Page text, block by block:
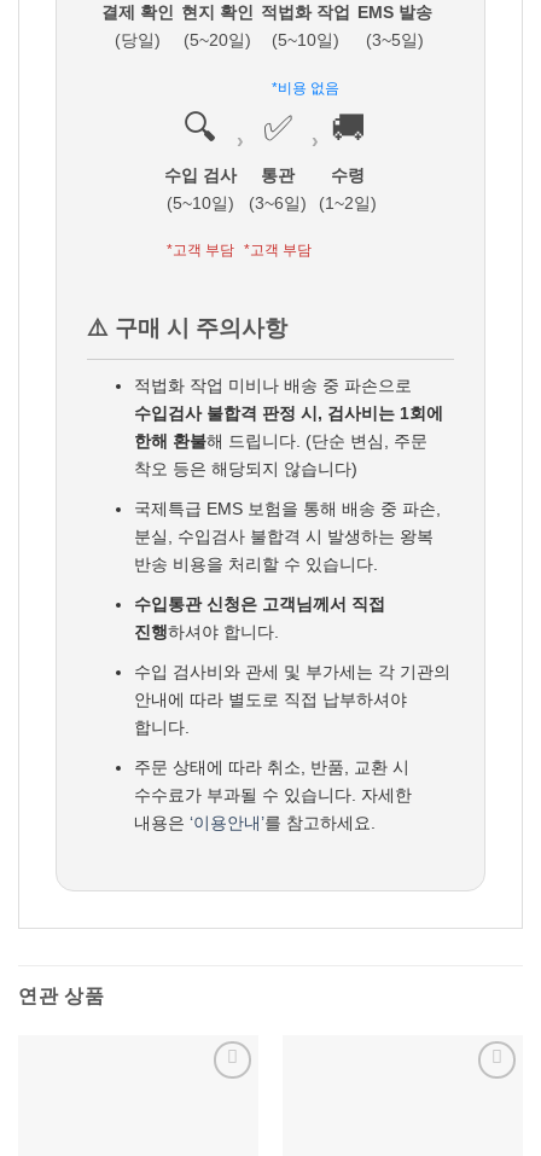
결제 확인
(당일)
현지 확인
(5~20일)
적법화 작업
(5~10일)
*비용 없음
EMS 발송
(3~5일)
🔍
수입 검사
(5~10일)
*고객 부담
› ✅
통관
(3~6일)
*고객 부담
› 🚚
수령
(1~2일)
⚠️ 구매 시 주의사항
적법화 작업 미비나 배송 중 파손으로
수입검사 불합격 판정 시, 검사비는 1회에
한해 환불해 드립니다. (단순 변심, 주문
착오 등은 해당되지 않습니다)
국제특급 EMS 보험을 통해 배송 중 파손,
분실, 수입검사 불합격 시 발생하는 왕복
반송 비용을 처리할 수 있습니다.
수입통관 신청은 고객님께서 직접
진행하셔야 합니다.
수입 검사비와 관세 및 부가세는 각 기관의
안내에 따라 별도로 직접 납부하셔야
합니다.
주문 상태에 따라 취소, 반품, 교환 시
수수료가 부과될 수 있습니다. 자세한
내용은 ‘이용안내’를 참고하세요.
연관 상품